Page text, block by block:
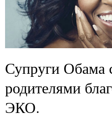
Супруги Обама
родителями
ЭКО.